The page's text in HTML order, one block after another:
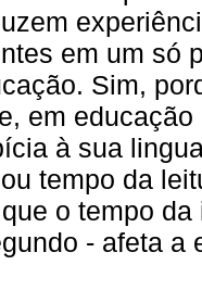
em um só
Sim,
em
à sua
tempo da
o tempo
- afeta a